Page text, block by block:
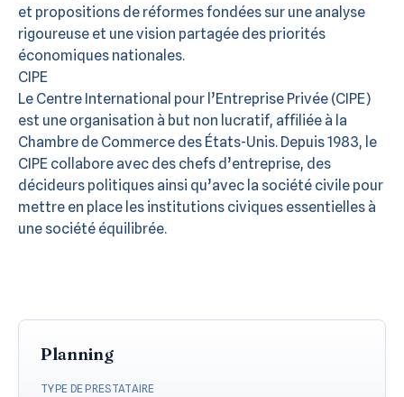
et propositions de réformes fondées sur une analyse
rigoureuse et une vision partagée des priorités
économiques nationales.
CIPE
Le Centre International pour l’Entreprise Privée (CIPE)
est une organisation à but non lucratif, affiliée à la
Chambre de Commerce des États-Unis. Depuis 1983, le
CIPE collabore avec des chefs d’entreprise, des
décideurs politiques ainsi qu’avec la société civile pour
mettre en place les institutions civiques essentielles à
une société équilibrée.
Planning
TYPE DE PRESTATAIRE